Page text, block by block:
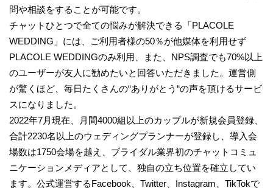
問や相談をすることが可能です。
チャットひとつで全ての悩みが解決できる「PLACOLE
WEDDING」には、ご利用者様の50％が他媒体を利用せず
PLACOLE WEDDINGのみ利用、また、NPS調査でも70%以上
のユーザーが友人に勧めたいと回答いただきました。運営側
が驚くほど、毎日たくさんの“ありがとう“の声を頂けるサービ
スになりました。
2022年7月現在、月間4000組以上のカップルが新規会員登録、
合計2230名以上のウェディングプランナーが登録し、導入会
場数は1750会場を越え、ブライダル業界初のチャットコミュ
ニケーションメディアとして、独自の立ち位置を確立してい
ます。公式運営するFacebook、Twitter、Instagram、TikTokで